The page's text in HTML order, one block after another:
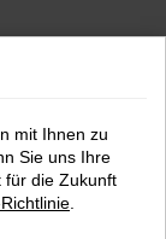
mit Ihnen zu
Sie uns Ihre
für die Zukunft